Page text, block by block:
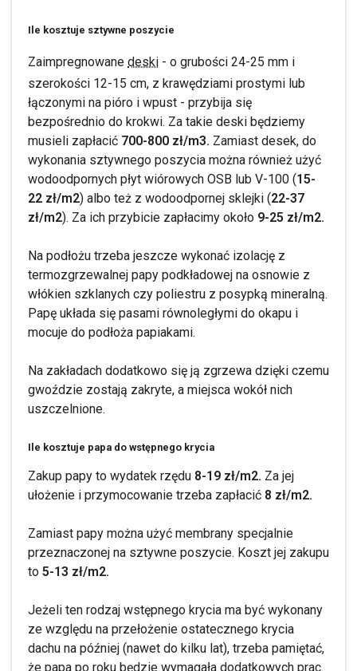
Ile kosztuje sztywne poszycie
Zaimpregnowane deski - o grubości 24-25 mm i
szerokości 12-15 cm, z krawędziami prostymi lub
łączonymi na pióro i wpust - przybija się
bezpośrednio do krokwi. Za takie deski będziemy
musieli zapłacić 700-800 zł/m3. Zamiast desek, do
wykonania sztywnego poszycia można również użyć
wodoodpornych płyt wiórowych OSB lub V-100 (15-
22 zł/m2) albo też z wodoodpornej sklejki (22-37
zł/m2). Za ich przybicie zapłacimy około 9-25 zł/m2.
Na podłożu trzeba jeszcze wykonać izolację z
termozgrzewalnej papy podkładowej na osnowie z
włókien szklanych czy poliestru z posypką mineralną.
Papę układa się pasami równoległymi do okapu i
mocuje do podłoża papiakami.
Na zakładach dodatkowo się ją zgrzewa dzięki czemu
gwoździe zostają zakryte, a miejsca wokół nich
uszczelnione.
Ile kosztuje papa do wstępnego krycia
Zakup papy to wydatek rzędu 8-19 zł/m2. Za jej
ułożenie i przymocowanie trzeba zapłacić 8 zł/m2.
Zamiast papy można użyć membrany specjalnie
przeznaczonej na sztywne poszycie. Koszt jej zakupu
to 5-13 zł/m2.
Jeżeli ten rodzaj wstępnego krycia ma być wykonany
ze względu na przełożenie ostatecznego krycia
dachu na później (nawet do kilku lat), trzeba pamiętać,
że papa po roku będzie wymagała dodatkowych prac.